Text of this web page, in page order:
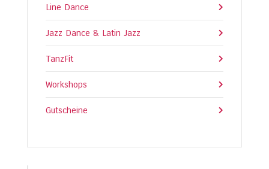
Line Dance
Jazz Dance & Latin Jazz
TanzFit
Workshops
Gutscheine